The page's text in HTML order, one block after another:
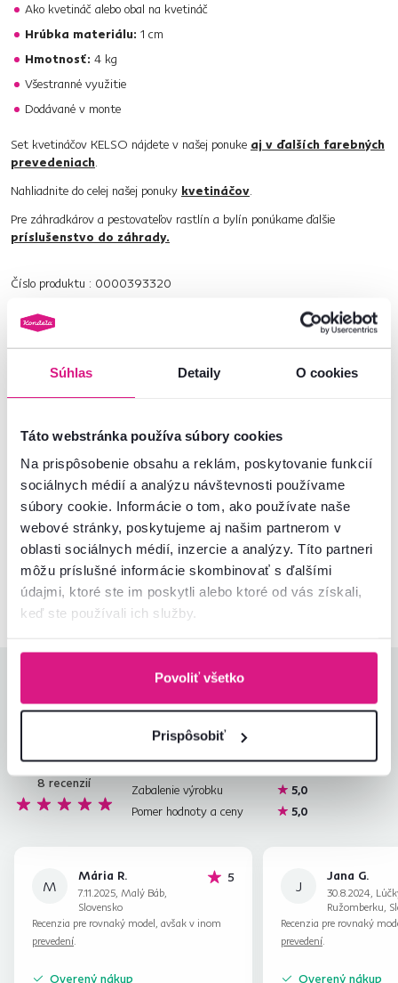
Súhlas Detaily O cookies
Táto webstránka používa súbory cookies
Na prispôsobenie obsahu a reklám, poskytovanie funkcií
sociálnych médií a analýzu návštevnosti používame
súbory cookie. Informácie o tom, ako používate naše
webové stránky, poskytujeme aj našim partnerom v
oblasti sociálnych médií, inzercie a analýzy. Títo partneri
môžu príslušné informácie skombinovať s ďalšími
údajmi, ktoré ste im poskytli alebo ktoré od vás získali,
keď ste používali ich služby.
Povoliť všetko
Prispôsobiť
Ako kvetináč alebo obal na kvetináč
Hrúbka materiálu: 1 cm
Hmotnosť: 4 kg
Všestranné využitie
Dodávané v monte
Set kvetináčov KELSO nájdete v našej ponuke aj v ďalších farebných
prevedeniach.
Nahliadnite do celej našej ponuky kvetináčov.
Pre záhradkárov a pestovateľov rastlín a bylín ponúkame ďalšie
príslušenstvo do záhrady.
Číslo produktu : 0000393320
Informácie o balení
Nenašli ste požadované informácie?
Kontaktujte nás a my vám radi poradíme
02/ 40 100 100 Spustiť chat
Hodnotenia produktu
8 recenzií
Jednoduchosť montáže
Kvalita výrobku
Zabalenie výrobku
5,0
Pomer hodnoty a ceny
5,0
M
Mária R.
7.11.2025, Malý Báb,
Slovensko
5hviezdičiek
Recenzia pre rovnaký model, avšak v inom
prevedení.
Overený nákup
J
Jana G.
30.8.2024,
Ružomberku,
Recenzia pre rovnaký
prevedení.
Overený nákup